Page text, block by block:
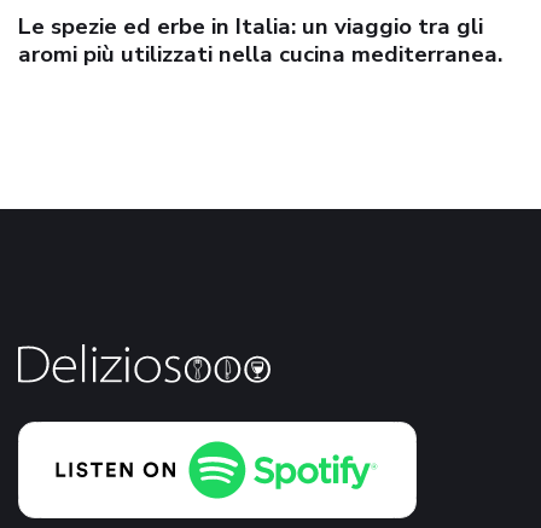
Le spezie ed erbe in Italia: un viaggio tra gli
aromi più utilizzati nella cucina mediterranea.